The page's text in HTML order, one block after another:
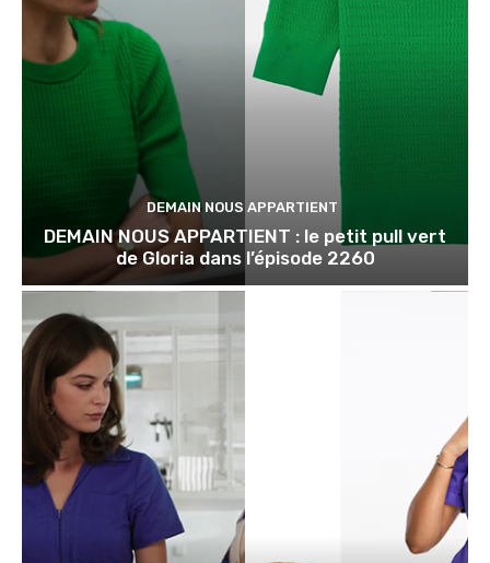
DEMAIN NOUS APPARTIENT
DEMAIN NOUS APPARTIENT : le petit pull vert
de Gloria dans l’épisode 2260